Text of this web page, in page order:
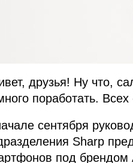
друзья! Ну что,
поработать.
сентября
Sharp
под брендом